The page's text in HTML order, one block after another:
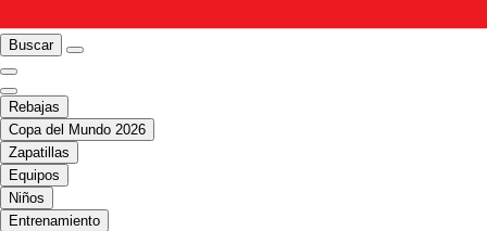
Buscar
Rebajas
Copa del Mundo 2026
Zapatillas
Equipos
Niños
Entrenamiento